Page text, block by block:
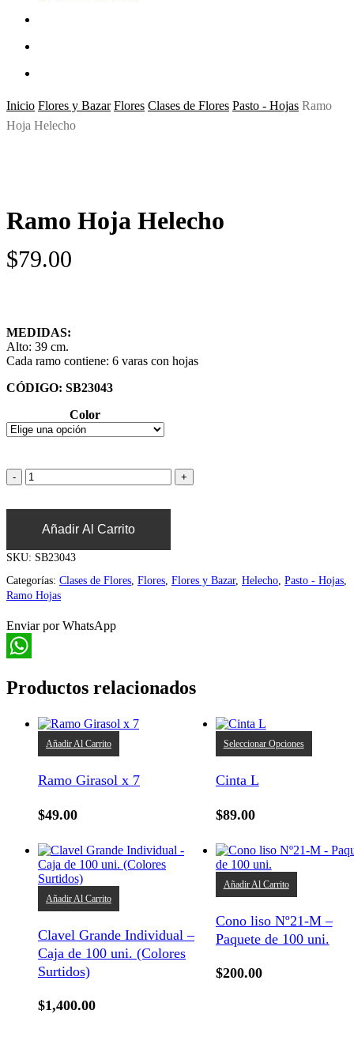
Inicio Flores y Bazar Flores Clases de Flores Pasto - Hojas Ramo
Hoja Helecho
Ramo Hoja Helecho
$79.00
MEDIDAS:
Alto: 39 cm.
Cada ramo contiene: 6 varas con hojas
CÓDIGO: SB23043
Color
Añadir Al Carrito
SKU: SB23043
Categorías: Clases de Flores, Flores, Flores y Bazar, Helecho, Pasto - Hojas,
Ramo Hojas
Enviar por WhatsApp
Productos relacionados
Añadir Al Carrito
Ramo Girasol x 7
$49.00
Seleccionar Opciones
pueden
de
Cinta L
$89.00
Añadir Al Carrito
Clavel Grande Individual –
Caja de 100 uni. (Colores
Surtidos)
$1,400.00
Añadir Al Carrito
Cono liso Nº21-M –
Paquete de 100 uni.
$200.00